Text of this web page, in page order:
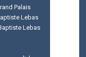
Palais
Lebas
Lebas